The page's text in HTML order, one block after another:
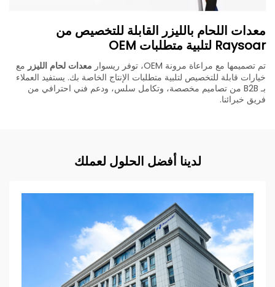
معدات اللحام بالليزر القابلة للتخصيص من
Raysoar لتلبية متطلبات OEM
تم تصميمها مع مراعاة مرونة OEM، توفر ريسوار معدات لحام الليزر مع
خيارات قابلة للتخصيص لتلبية متطلبات الإنتاج الخاصة بك. يستفيد العملاء
بـ B2B من تصاميم مخصصة، وتكامل سلس، ودعم فني احترافي من
فريق خبرائنا.
لدينا أفضل الحلول لعملك